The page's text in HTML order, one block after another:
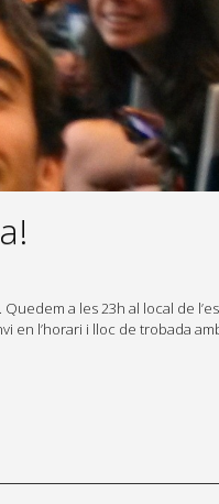
a les 23h al local de
en l’horari i lloc de trobada